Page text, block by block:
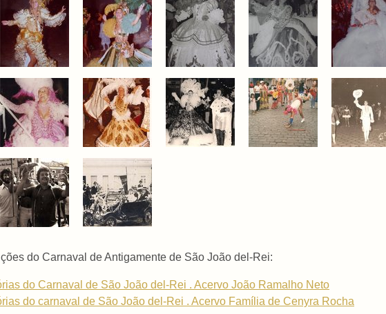
do Carnaval de Antigamente de São João del-Rei:
do Carnaval de São João del-Rei . Acervo João Ramalho Neto
do carnaval de São João del-Rei . Acervo Família de Cenyra Rocha